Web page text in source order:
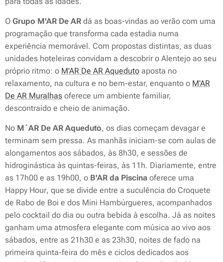
O Grupo M'AR De AR dá as boas-vindas ao verão com uma
programação que transforma cada estadia numa
experiência memorável. Com propostas distintas, as duas
unidades hoteleiras convidam a descobrir o Alentejo ao seu
próprio ritmo: o M'AR De AR Aqueduto aposta no
relaxamento, na cultura e no bem-estar, enquanto o M'AR
De AR Muralhas oferece um ambiente familiar,
descontraído e cheio de animação.
No M´AR De AR Aqueduto, os dias começam devagar e
terminam sem pressa. As manhãs iniciam-se com aulas de
alongamentos aos sábados, às 8h30, e sessões de
hidroginástica às quintas-feiras, às 11h. Diariamente, entre
as 17h00 e as 19h00, o B'AR da Piscina oferece uma
Happy Hour, que se divide entre a suculência do Croquete
de Rabo de Boi e dos Mini Hambúrgueres, acompanhados
pelo cocktail do dia ou outra bebida à escolha. Já as noites
ganham uma atmosfera elegante com música ao vivo aos
sábados, entre as 21h30 e as 23h30, noites de fado na
primeira quinta-feira do mês e ciclos dedicados aos